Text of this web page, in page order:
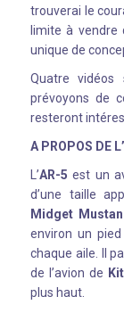
trouverai le
limite à vendre
unique de
Quatre vidéos
prévoyons de
resteront
A PROPOS DE
L’AR-5 est un
d’une taille
Midget
environ un
chaque aile. Il
de l’avion de
plus haut.